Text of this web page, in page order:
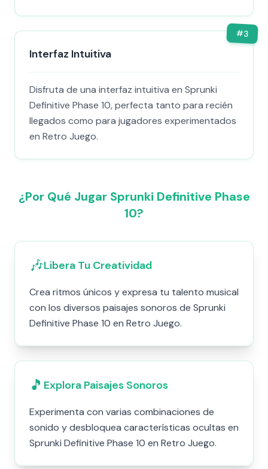
#3
Interfaz Intuitiva
Disfruta de una interfaz intuitiva en Sprunki
Definitive Phase 10, perfecta tanto para recién
llegados como para jugadores experimentados
en Retro Juego.
¿Por Qué Jugar Sprunki Definitive Phase
10?
🎶Libera Tu Creatividad
Crea ritmos únicos y expresa tu talento musical
con los diversos paisajes sonoros de Sprunki
Definitive Phase 10 en Retro Juego.
🎵 Explora Paisajes Sonoros
Experimenta con varias combinaciones de
sonido y desbloquea características ocultas en
Sprunki Definitive Phase 10 en Retro Juego.